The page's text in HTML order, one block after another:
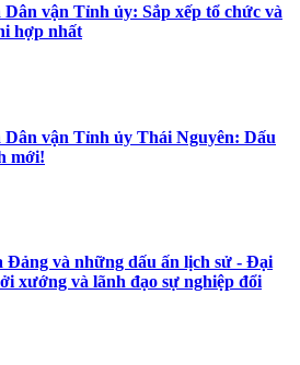
Dân vận Tỉnh ủy: Sắp xếp tổ chức và
hợp nhất
Dân vận Tỉnh ủy Thái Nguyên: Dấu
mới!
Đảng và những dấu ấn lịch sử - Đại
xướng và lãnh đạo sự nghiệp đổi